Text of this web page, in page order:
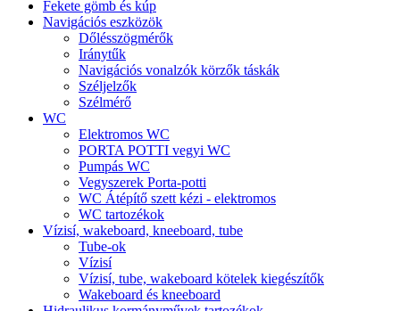
Fekete gömb és kúp
Navigációs eszközök
Dőlésszögmérők
Iránytűk
Navigációs vonalzók körzők táskák
Széljelzők
Szélmérő
WC
Elektromos WC
PORTA POTTI vegyi WC
Pumpás WC
Vegyszerek Porta-potti
WC Átépítő szett kézi - elektromos
WC tartozékok
Vízisí, wakeboard, kneeboard, tube
Tube-ok
Vízisí
Vízisí, tube, wakeboard kötelek kiegészítők
Wakeboard és kneeboard